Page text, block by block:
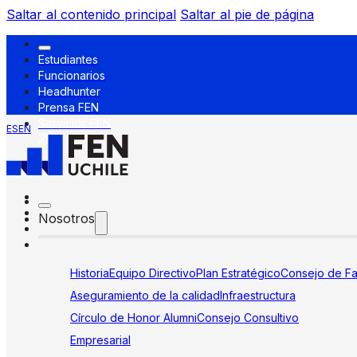
Saltar al contenido principal Saltar al pie de página
Estudiantes
Funcionarios
Headhunter
Prensa FEN
ESEN
Nosotros
HistoriaEquipo DirectivoPlan EstratégicoConsejo de
Aseguramiento de la calidadInfraestructura
Círculo de Honor AlumniConsejo Consultivo
Empresarial